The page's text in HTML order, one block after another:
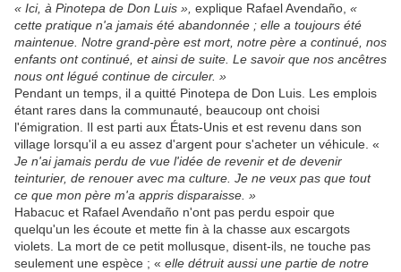
« Ici, à Pinotepa de Don Luis », explique Rafael Avendaño, «
cette pratique n'a jamais été abandonnée ; elle a toujours été
maintenue. Notre grand-père est mort, notre père a continué, nos
enfants ont continué, et ainsi de suite. Le savoir que nos ancêtres
nous ont légué continue de circuler. »
Pendant un temps, il a quitté Pinotepa de Don Luis. Les emplois
étant rares dans la communauté, beaucoup ont choisi
l'émigration. Il est parti aux États-Unis et est revenu dans son
village lorsqu'il a eu assez d'argent pour s'acheter un véhicule. «
Je n'ai jamais perdu de vue l'idée de revenir et de devenir
teinturier, de renouer avec ma culture. Je ne veux pas que tout
ce que mon père m'a appris disparaisse. »
Habacuc et Rafael Avendaño n'ont pas perdu espoir que
quelqu'un les écoute et mette fin à la chasse aux escargots
violets. La mort de ce petit mollusque, disent-ils, ne touche pas
seulement une espèce ; « elle détruit aussi une partie de notre